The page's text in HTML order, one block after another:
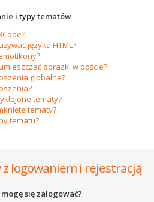
i typy tematów
języka HTML?
obrazki w poście?
globalne?
tematy?
tematy?
tematu?
z logowaniem i rejestracją
się zalogować?